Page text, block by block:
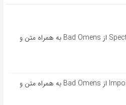
آهنگ انگلیسی Specter از Bad Omens به همراه متن و
آهنگ انگلیسی Impose از Bad Omens به همراه متن و